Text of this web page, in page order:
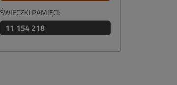
ŚWIECZKI PAMIĘCI:
11 154 218